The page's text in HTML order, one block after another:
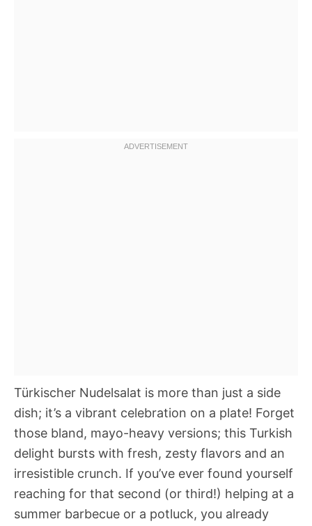
Türkischer Nudelsalat is more than just a side
dish; it’s a vibrant celebration on a plate! Forget
those bland, mayo-heavy versions; this Turkish
delight bursts with fresh, zesty flavors and an
irresistible crunch. If you’ve ever found yourself
reaching for that second (or third!) helping at a
summer barbecue or a potluck, you already